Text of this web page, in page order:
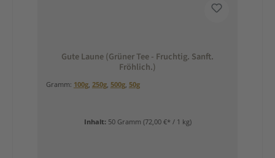
Gute Laune (Grüner Tee - Fruchtig. Sanft.
Fröhlich.)
Gramm: 100g, 250g, 500g, 50g
Inhalt: 50 Gramm (72,00 €* / 1 kg)